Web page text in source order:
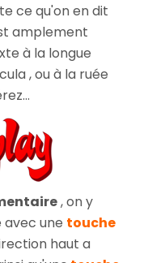
ce qu'on en dit
amplement
à la longue
, ou à la ruée
, on y
une touche
haut a